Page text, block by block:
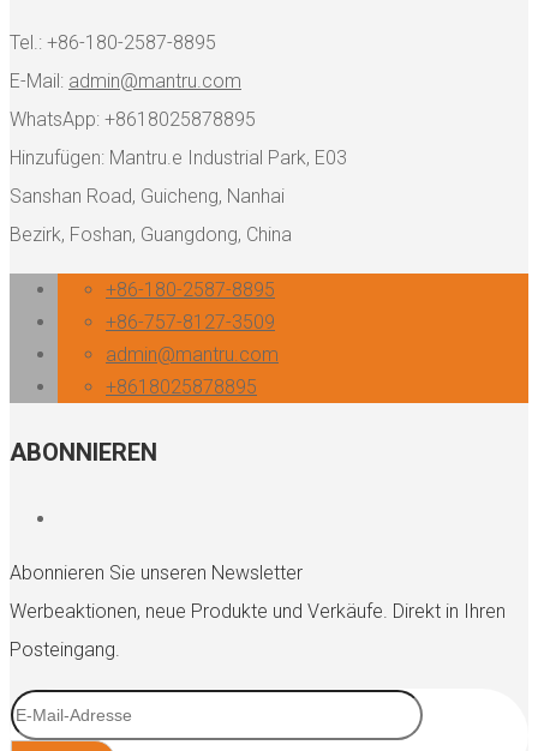
Tel.: +86-180-2587-8895
E-Mail: admin@mantru.com
WhatsApp: +8618025878895
Hinzufügen: Mantru.e Industrial Park, E03
Sanshan Road, Guicheng, Nanhai
Bezirk, Foshan, Guangdong, China
+86-180-2587-8895
+86-757-8127-3509
admin@mantru.com
+8618025878895
ABONNIEREN
Abonnieren Sie unseren Newsletter
Werbeaktionen, neue Produkte und Verkäufe. Direkt in Ihren
Posteingang.